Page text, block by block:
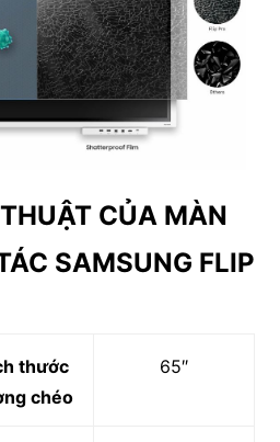
CỦA MÀN
SAMSUNG FLIP
thước
chéo
65″